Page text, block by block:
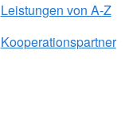
Leistungen von A-Z
Kooperationspartner